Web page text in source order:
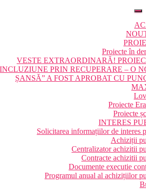
Proiecte în
VESTE EXTRAORDINARĂ!
PRIN RECUPERARE – O
ȘANSĂ” A FOST APROBAT CU
Proiecte
Proiecte
INTERES
Solicitarea informațiilor de interes
Achiziții
Centralizator achizitii
Contracte achizitii
Documente executie
Programul anual al achizițiilor